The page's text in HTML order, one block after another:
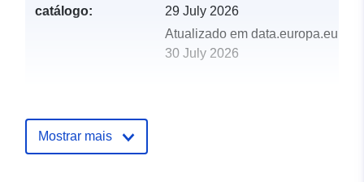
catálogo:
29 July 2026
Atualizado em data.europa.eu:
30 July 2026
Mostrar mais